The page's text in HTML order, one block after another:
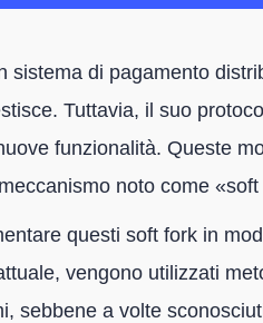
sistema di pagamento
Tuttavia, il suo
funzionalità. Queste
noto come «soft
questi soft fork in
vengono utilizzati
sebbene a volte